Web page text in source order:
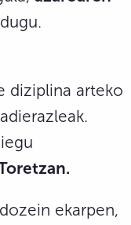
diziplina arteko
ekarpen,